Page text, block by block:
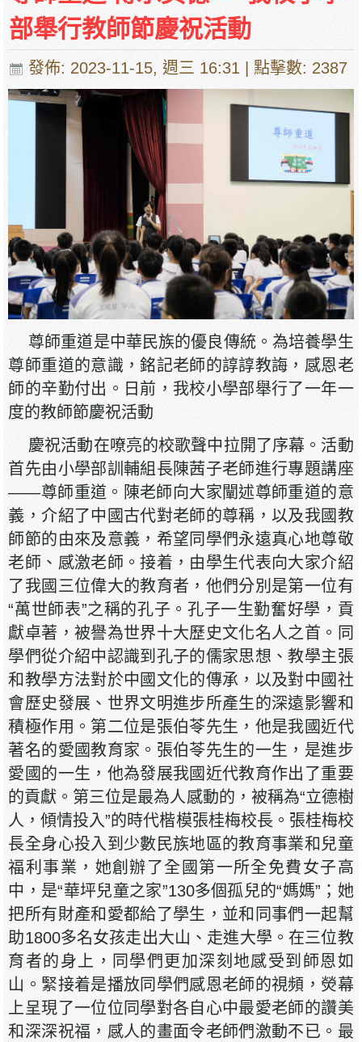
部舉行教師節慶祝活動
發佈: 2023-11-15, 週三 16:31 | 點擊數: 2387
尊師重道是中華民族的優良傳統。為培養學生
尊師重道的意識，銘記老師的諄諄教誨，感恩老
師的辛勤付出。日前，我校小學部舉行了一年一
度的教師節慶祝活動
慶祝活動在嘹亮的校歌聲中拉開了序幕。活動
首先由小學部訓輔組長陳茜子老師進行專題講座
——尊師重道。陳老師向大家闡述尊師重道的意
義，介紹了中國古代對老師的尊稱，以及我國教
師節的由來及意義，希望同學們永遠真心地尊敬
老師、感激老師。接着，由學生代表向大家介紹
了我國三位偉大的教育者，他們分別是第一位有
“萬世師表”之稱的孔子。孔子一生勤奮好學，貢
獻卓著，被譽為世界十大歷史文化名人之首。同
學們從介紹中認識到孔子的儒家思想、教學主張
和教學方法對於中國文化的傳承，以及對中國社
會歷史發展、世界文明進步所產生的深遠影響和
積極作用。第二位是張伯苓先生，他是我國近代
著名的愛國教育家。張伯苓先生的一生，是進步
愛國的一生，他為發展我國近代教育作出了重要
的貢獻。第三位是最為人感動的，被稱為“立德樹
人，傾情投入”的時代楷模張桂梅校長。張桂梅校
長全身心投入到少數民族地區的教育事業和兒童
福利事業，她創辦了全國第一所全免費女子高
中，是“華坪兒童之家”130多個孤兒的“媽媽”；她
把所有財產和愛都給了學生，並和同事們一起幫
助1800多名女孩走出大山、走進大學。在三位教
育者的身上，同學們更加深刻地感受到師恩如
山。緊接着是播放同學們感恩老師的視頻，熒幕
上呈現了一位位同學對各自心中最愛老師的讚美
和深深祝福，感人的畫面令老師們激動不已。最